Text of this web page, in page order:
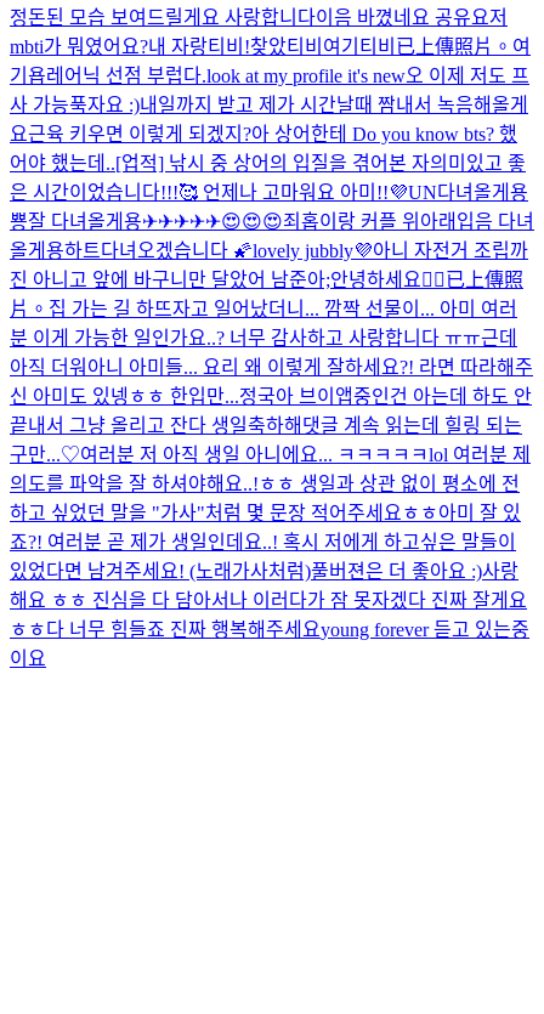
정돈된 모습 보여드릴게요 사랑합니다이 음 바꼈네요 공유요저
mbti가 뭐였어요?내 자랑티비!찾았티비 여기티비 已上傳照片。 여
기욥레어닉 선점 부럽다.look at my profile it's new오 이제 저도 프
사 가능푹자요 :)내일까지 받고 제가 시간날때 짬내서 녹음해올게
요근육 키우면 이렇게 되겠지?아 상어한테 Do you know bts? 했
어야 했는데..[업적] 낚시 중 상어의 입질을 겪어본 자의미있고 좋
은 시간이었습니다!!!🥰 언제나 고마워요 아미!!💜UN다녀올게용
뿅잘 다녀올게용✈✈✈✈✈😍😍😍죄홉이랑 커플 위아래입음 다녀
올게용하트다녀오겠습니다 🌠lovely jubbly💜아니 자전거 조립까
진 아니고 앞에 바구니만 달았어 남준아;안녕하세요🙇‍♂️已上傳照
片。 집 가는 길 하뜨자고 일어났더니... 깜짝 선물이... 아미 여러
분 이게 가능한 일인가요..? 너무 감사하고 사랑합니다 ㅠㅠ근데
아직 더워 아니 아미들... 요리 왜 이렇게 잘하세요?! 라면 따라해주
신 아미도 있넹ㅎㅎ 한입만...정국아 브이앱중인건 아는데 하도 안
끝내서 그냥 올리고 잔다 생일축하해 댓글 계속 읽는데 힐링 되는
구만...♡여러분 저 아직 생일 아니에요... ㅋㅋㅋㅋㅋlol 여러분 제
의도를 파악을 잘 하셔야해요..!ㅎㅎ 생일과 상관 없이 평소에 전
하고 싶었던 말을 "가사"처럼 몇 문장 적어주세요ㅎㅎ아미 잘 있
죠?! 여러분 곧 제가 생일인데요..! 혹시 저에게 하고싶은 말들이
있었다면 남겨주세요! (노래가사처럼)풀버젼은 더 좋아요 :)사랑
해요 ㅎㅎ 진심을 다 담아서 나 이러다가 잠 못자겠다 진짜 잘게요
ㅎㅎ다 너무 힘들죠 진짜 행복해주세요young forever 듣고 있는중
이요